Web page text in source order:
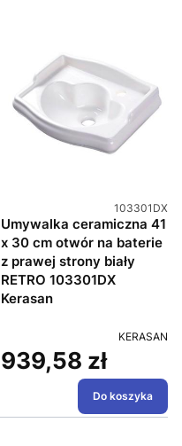
Kod produktu
103301DX
Umywalka ceramiczna 41
x 30 cm otwór na baterie
z prawej strony biały
RETRO 103301DX
Kerasan
KERASAN
Cena
939,58 zł
Do koszyka